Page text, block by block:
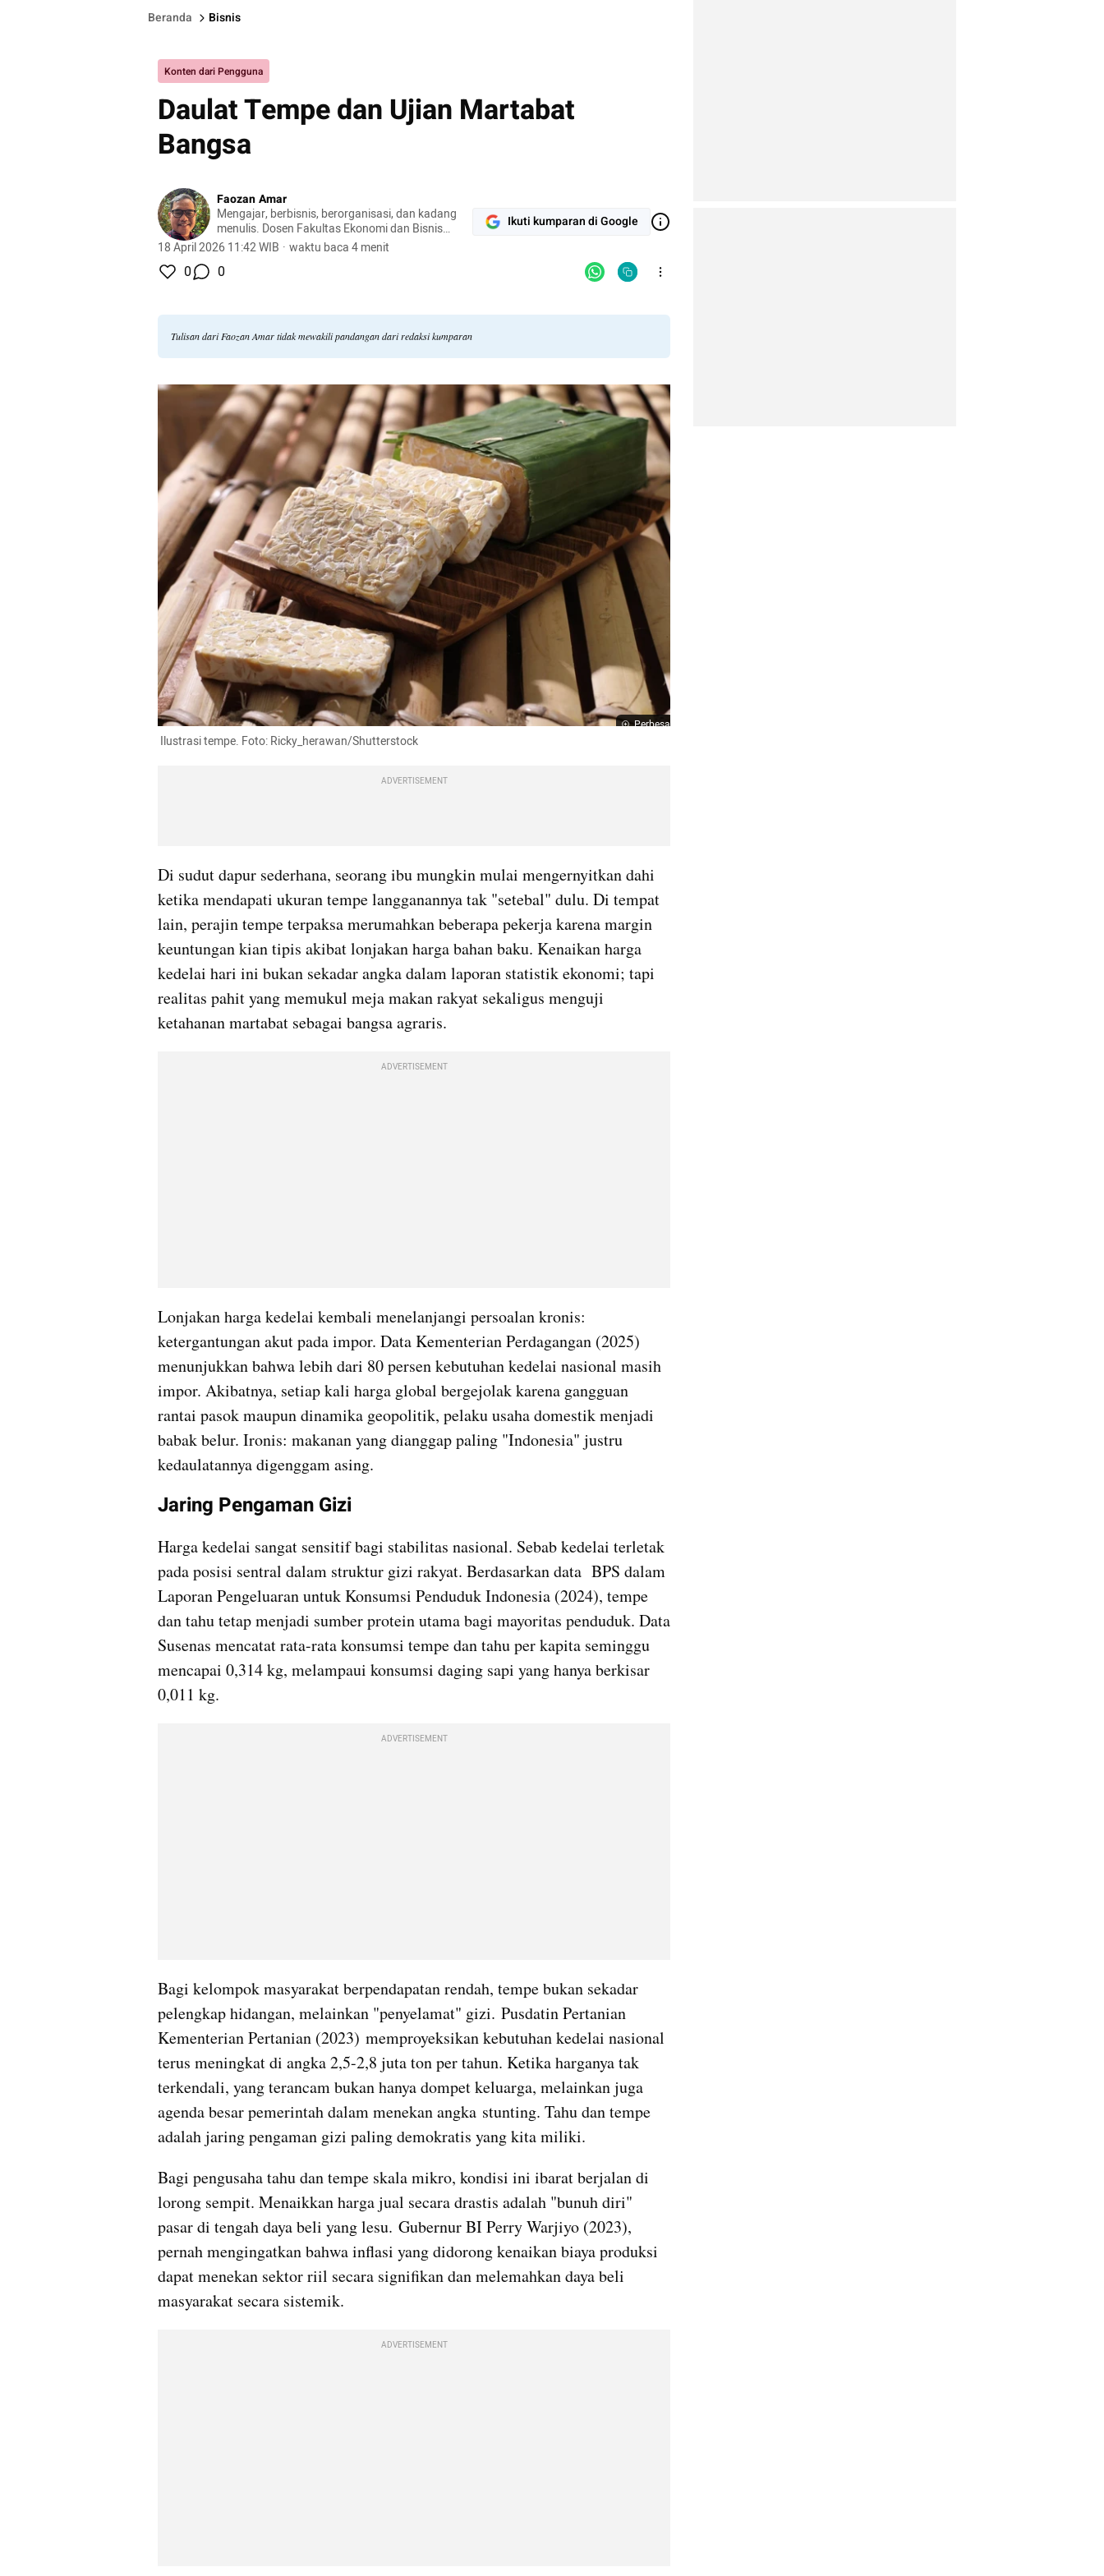
Beranda Bisnis
Konten dari Pengguna
Daulat Tempe dan Ujian Martabat
Bangsa
Faozan Amar
Mengajar, berbisnis, berorganisasi, dan kadang
menulis. Dosen Fakultas Ekonomi dan Bisnis
UHAMKA.
18 April 2026 11:42 WIB · waktu baca 4 menit
Ikuti kumparan di Google
0 0
Tulisan dari Faozan Amar tidak mewakili pandangan dari redaksi kumparan
Perbesar
Ilustrasi tempe. Foto: Ricky_herawan/Shutterstock
ADVERTISEMENT
Di sudut dapur sederhana, seorang ibu mungkin mulai mengernyitkan dahi
ketika mendapati ukuran tempe langganannya tak "setebal" dulu. Di tempat
lain, perajin tempe terpaksa merumahkan beberapa pekerja karena margin
keuntungan kian tipis akibat lonjakan harga bahan baku. Kenaikan harga
kedelai hari ini bukan sekadar angka dalam laporan statistik ekonomi; tapi
realitas pahit yang memukul meja makan rakyat sekaligus menguji
ketahanan martabat sebagai bangsa agraris.
ADVERTISEMENT
Lonjakan harga kedelai kembali menelanjangi persoalan kronis:
ketergantungan akut pada impor. Data Kementerian Perdagangan (2025)
menunjukkan bahwa lebih dari 80 persen kebutuhan kedelai nasional masih
impor. Akibatnya, setiap kali harga global bergejolak karena gangguan
rantai pasok maupun dinamika geopolitik, pelaku usaha domestik menjadi
babak belur. Ironis: makanan yang dianggap paling "Indonesia" justru
kedaulatannya digenggam asing.
Jaring Pengaman Gizi
Harga kedelai sangat sensitif bagi stabilitas nasional. Sebab kedelai terletak
pada posisi sentral dalam struktur gizi rakyat. Berdasarkan data  BPS dalam
Laporan Pengeluaran untuk Konsumsi Penduduk Indonesia (2024), tempe
dan tahu tetap menjadi sumber protein utama bagi mayoritas penduduk. Data
Susenas mencatat rata-rata konsumsi tempe dan tahu per kapita seminggu
mencapai 0,314 kg, melampaui konsumsi daging sapi yang hanya berkisar
0,011 kg.
ADVERTISEMENT
Bagi kelompok masyarakat berpendapatan rendah, tempe bukan sekadar
pelengkap hidangan, melainkan "penyelamat" gizi. Pusdatin Pertanian
Kementerian Pertanian (2023) memproyeksikan kebutuhan kedelai nasional
terus meningkat di angka 2,5-2,8 juta ton per tahun. Ketika harganya tak
terkendali, yang terancam bukan hanya dompet keluarga, melainkan juga
agenda besar pemerintah dalam menekan angka stunting. Tahu dan tempe
adalah jaring pengaman gizi paling demokratis yang kita miliki.
Bagi pengusaha tahu dan tempe skala mikro, kondisi ini ibarat berjalan di
lorong sempit. Menaikkan harga jual secara drastis adalah "bunuh diri"
pasar di tengah daya beli yang lesu. Gubernur BI Perry Warjiyo (2023),
pernah mengingatkan bahwa inflasi yang didorong kenaikan biaya produksi
dapat menekan sektor riil secara signifikan dan melemahkan daya beli
masyarakat secara sistemik.
ADVERTISEMENT